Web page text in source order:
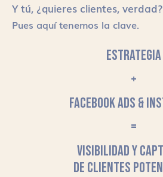
Y tú, ¿quieres clientes, verdad?
Pues aquí tenemos la clave.
ESTRATEGIA
+
FACEBOOK ADS &
=
VISIBILIDAD Y
DE CLIENTES